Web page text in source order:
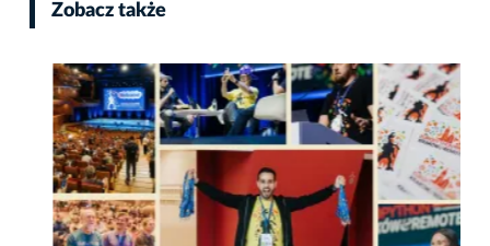
Zobacz także